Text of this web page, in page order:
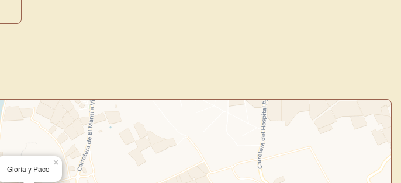
Gloría y Paco
×
Novedad: Tu Panel de Usuario
Directorio de Arteestrena su nuevo Panel de Usuario
centro de control para gestionar todo tu arte.
Publica y gestiona tus obras